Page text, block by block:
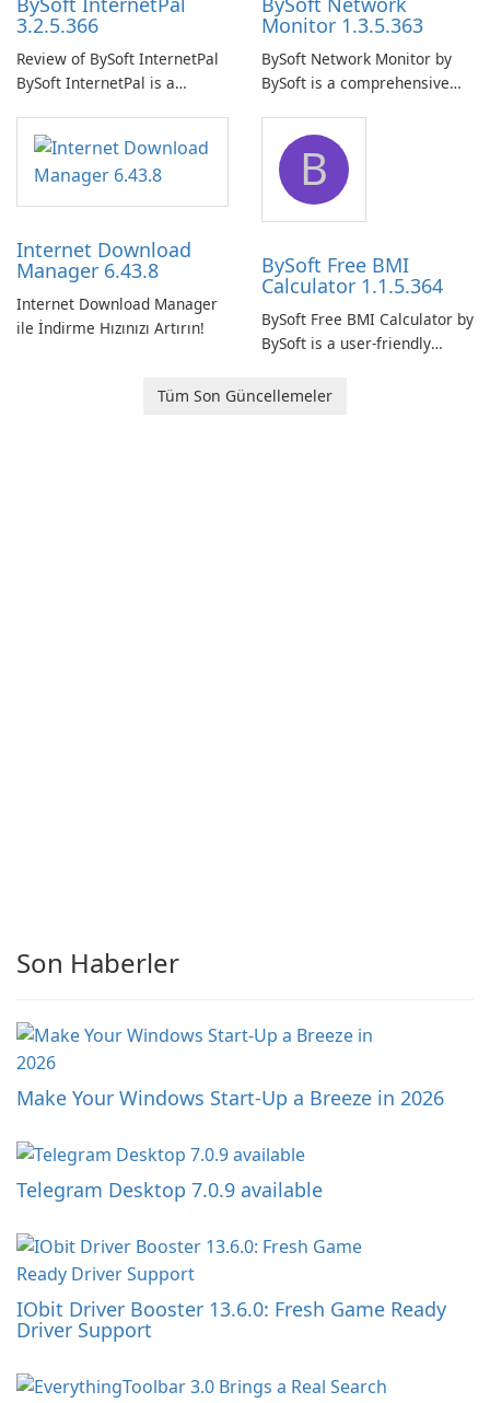
3.2.5.366
Review of BySoft InternetPal
BySoft InternetPal is a
application designed to
monitor your internet
connection and provide real-
time insights into its
Monitor 1.3.5.363
BySoft Network Monitor by
BySoft is a comprehensive
designed to help businesses
effectively manage their
network infrastructure.
Internet Download
Manager 6.43.8
Internet Download Manager
ile İndirme Hızınızı Artırın!
B
BySoft Free BMI
Calculator 1.1.5.364
BySoft Free BMI Calculator by
BySoft is a user-friendly
designed to help you
Tüm Son Güncellemeler
Son Haberler
Make Your Windows Start-Up a Breeze in 2026
Telegram Desktop 7.0.9 available
IObit Driver Booster 13.6.0: Fresh Game Ready
Driver Support